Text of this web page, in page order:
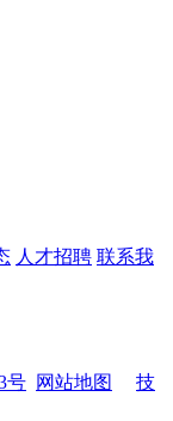
人才招聘 联系我
号 网站地图
技